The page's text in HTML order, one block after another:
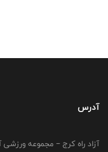
آدرس
آزاد راه کرج – مجموعه